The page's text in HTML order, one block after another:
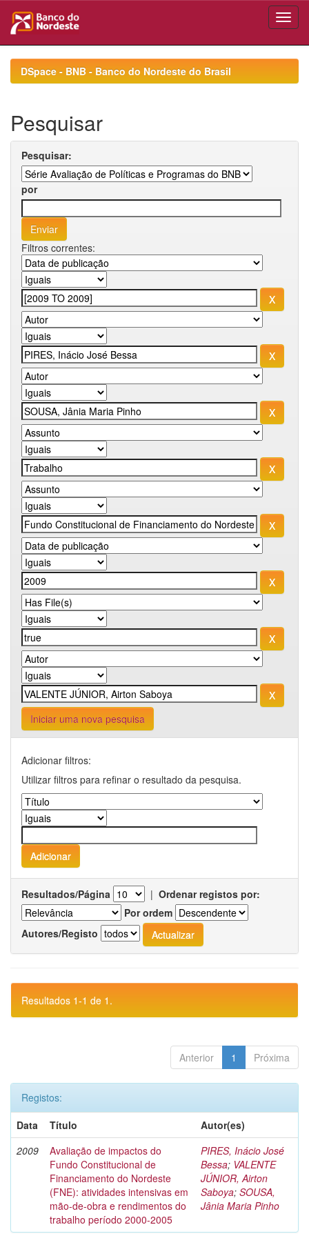
navigationDSpace - BNB - Banco do Nordeste do Brasil
Pesquisar
Pesquisar:
por
Filtros correntes:
Iniciar uma nova pesquisa
Adicionar filtros:
Utilizar filtros para refinar o resultado da pesquisa.
Resultados/Página | Ordenar registos por:
Por ordem
Autores/Registo
Resultados 1-1 de 1.
Anterior 1 Próxima
Registos:
Data
Título
Autor(es)
2009
Avaliação de impactos do
Fundo Constitucional de
Financiamento do Nordeste
(FNE): atividades intensivas em
mão-de-obra e rendimentos do
trabalho período 2000-2005
PIRES, Inácio José
Bessa; VALENTE
JÚNIOR, Airton
Saboya; SOUSA,
Jânia Maria Pinho